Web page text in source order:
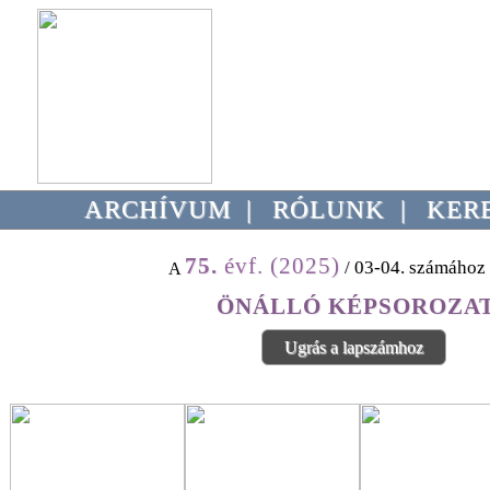
ARCHÍVUM | RÓLUNK |
A 75. évf. (2025) / 03-04.
ÖNÁLLÓ
Ugrás a lapszámhoz